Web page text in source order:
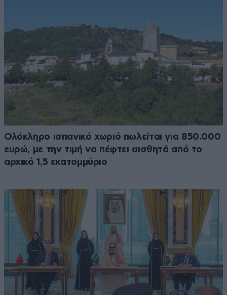
Ολόκληρο ισπανικό χωριό πωλείται για 850.000
ευρώ, με την τιμή να πέφτει αισθητά από το
αρχικό 1,5 εκατομμύριο